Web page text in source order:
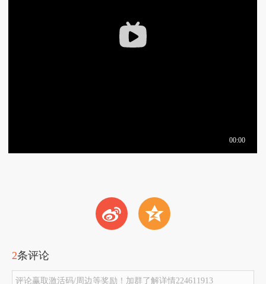
t z
2条评论
评论赢取激活码/周边等奖励！加群了解详情224611913